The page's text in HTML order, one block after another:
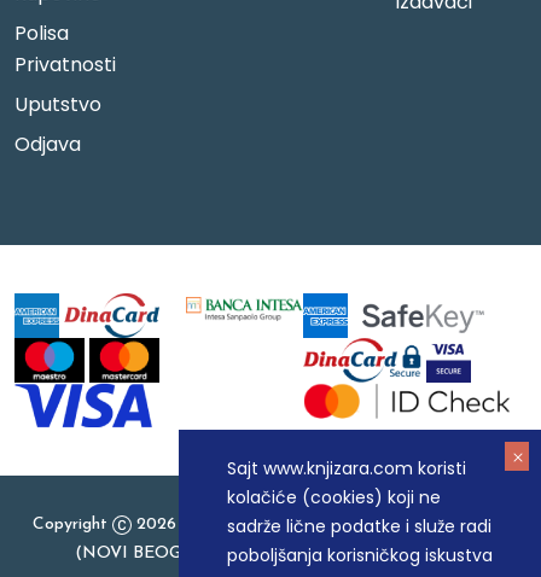
Sajt www.knjizara.com koristi
kolačiće (cookies) koji ne
sadrže lične podatke i služe radi
poboljšanja korisničkog iskustva
Polisa
Privatnosti
Uputstvo
Odjava
Copyright
2026 Knjizara.com - MAKART DOO BEOGRAD
(NOVI BEOGRAD), PIB: 105184104, MB: 20337524